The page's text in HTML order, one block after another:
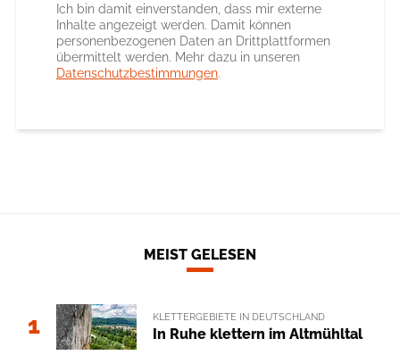
Ich bin damit einverstanden, dass mir externe
Inhalte angezeigt werden. Damit können
personenbezogenen Daten an Drittplattformen
übermittelt werden. Mehr dazu in unseren
Datenschutzbestimmungen.
MEIST GELESEN
1 KLETTERGEBIETE IN DEUTSCHLAND
In Ruhe klettern im Altmühltal